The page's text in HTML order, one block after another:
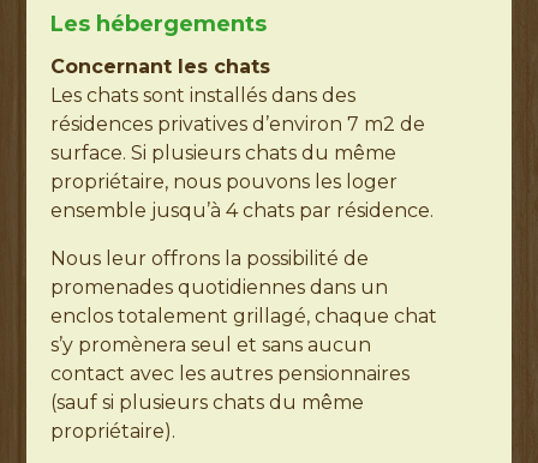
Les hébergements
Concernant les chats
Les chats sont installés dans des
résidences privatives d’environ 7 m2 de
surface. Si plusieurs chats du même
propriétaire, nous pouvons les loger
ensemble jusqu’à 4 chats par résidence.
Nous leur offrons la possibilité de
promenades quotidiennes dans un
enclos totalement grillagé, chaque chat
s’y promènera seul et sans aucun
contact avec les autres pensionnaires
(sauf si plusieurs chats du même
propriétaire).